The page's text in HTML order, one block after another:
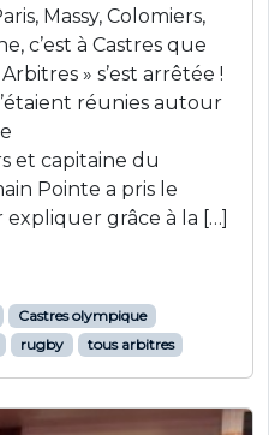
Massy, Colomiers,
c’est à Castres que
» s’est arrêtée !
réunies autour
et capitaine du
Pointe a pris le
grâce à la […]
Castres olympique
rugby tous arbitres